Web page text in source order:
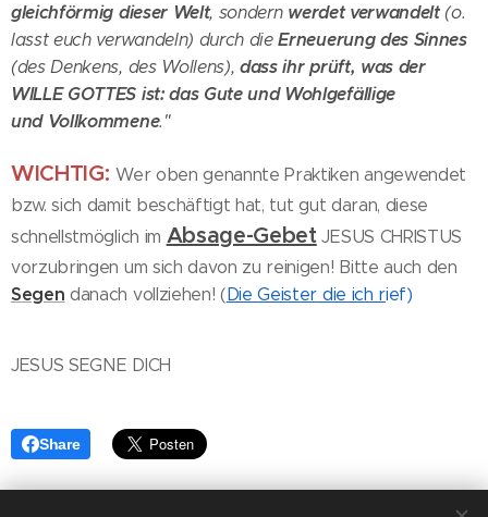
gleichförmig dieser Welt, sondern werdet verwandelt(o.
lasst euch verwandeln) durch dieErneuerung des Sinnes
(des Denkens, des Wollens),dass ihr prüft, was der
WILLE GOTTES ist: das Gute und Wohlgefällige
und Vollkommene."
WICHTIG: Wer oben genannte Praktiken angewendet
bzw. sich damit beschäftigt hat, tut gut daran, diese
schnellstmöglich im Absage-GebetJESUS CHRISTUS
vorzubringen um sich davon zu reinigen! Bitte auch den
Segen danach vollziehen! (Die Geister die ich rief)
JESUS SEGNE DICH
Share